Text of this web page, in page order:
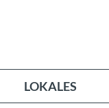
LOKALES